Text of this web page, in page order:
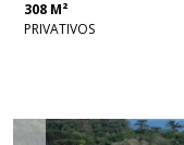
308 M²
PRIVATIVOS